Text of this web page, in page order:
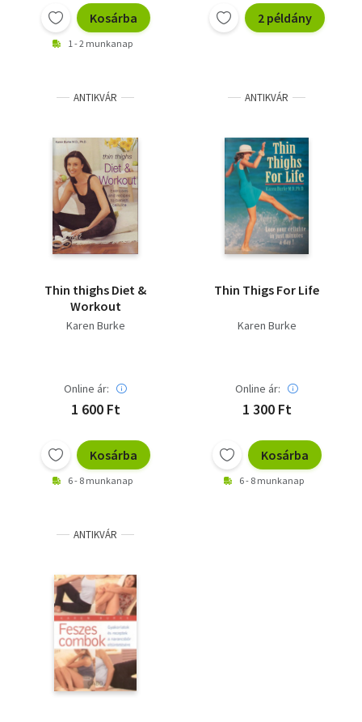
Kosárba
1 - 2 munkanap
2 példány
ANTIKVÁR
Thin thighs Diet &
Workout
Karen Burke
Online ár:
1 600 Ft
Kosárba
6 - 8 munkanap
ANTIKVÁR
Thin Thigs For Life
Karen Burke
Online ár:
1 300 Ft
Kosárba
6 - 8 munkanap
ANTIKVÁR